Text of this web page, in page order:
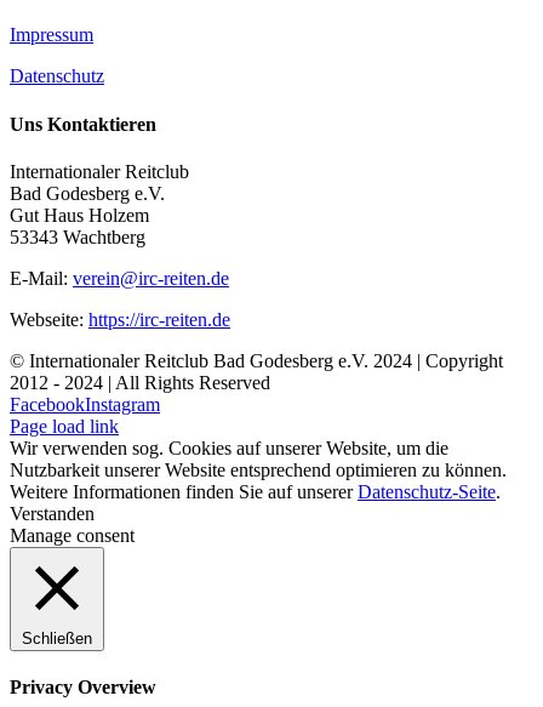
Impressum
Datenschutz
Uns Kontaktieren
Internationaler Reitclub
Bad Godesberg e.V.
Gut Haus Holzem
53343 Wachtberg
E-Mail: verein@irc-reiten.de
Webseite: https://irc-reiten.de
© Internationaler Reitclub Bad Godesberg e.V. 2024 | Copyright
2012 - 2024 | All Rights Reserved
FacebookInstagram
Page load link
Wir verwenden sog. Cookies auf unserer Website, um die
Nutzbarkeit unserer Website entsprechend optimieren zu können.
Weitere Informationen finden Sie auf unsererDatenschutz-Seite.
Verstanden
Manage consent
Schließen
Privacy Overview